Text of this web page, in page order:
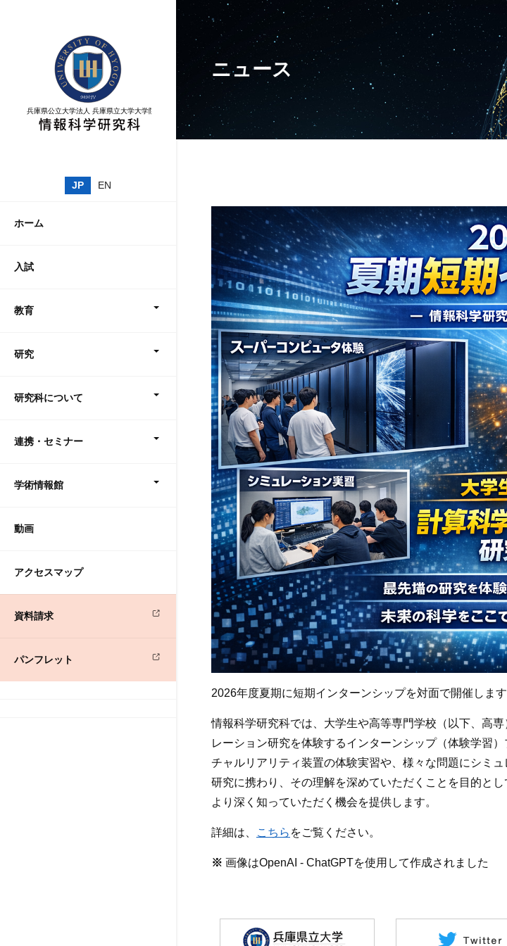
EN
JP
ホーム
入試
教育
研究
研究科について
連携・セミナー
学術情報館
動画
アクセスマップ
資料請求
パンフレット
ニュース
2026年度夏期に短期インターンシップを対面で開催しま
情報科学研究科では、大学生や高等専門学校（以下、高
レーション研究を体験するインターンシップ（体験学習
チャルリアリティ装置の体験実習や、様々な問題にシミ
研究に携わり、その理解を深めていただくことを目的と
より深く知っていただく機会を提供します。
詳細は、 こちら をご覧ください。
※ 画像はOpenAI - ChatGPTを使用して作成されました